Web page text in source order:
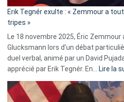
Erik Tegnér exulte : « Zemmour a
tripes »
Le 18 novembre 2025, Éric Zemmour
Glucksmann lors d’un débat
duel verbal, animé par un David
apprécié par Erik Tegnér. En…
Lire la